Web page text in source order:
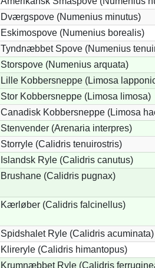
Dværgspove (Numenius minutus)
Eskimospove (Numenius borealis)
Tyndnæbbet Spove (Numenius
Storspove (Numenius arquata)
Lille Kobbersneppe (Limosa
Stor Kobbersneppe (Limosa limosa)
Canadisk Kobbersneppe (Limosa
Stenvender (Arenaria interpres)
Storryle (Calidris tenuirostris)
Islandsk Ryle (Calidris canutus)
Brushane (Calidris pugnax)
Kærløber (Calidris falcinellus)
Spidshalet Ryle (Calidris acuminata)
Klireryle (Calidris himantopus)
Krumnæbbet Ryle (Calidris